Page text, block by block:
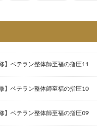
】ベテラン整体師至福の指圧11
】ベテラン整体師至福の指圧10
】ベテラン整体師至福の指圧09